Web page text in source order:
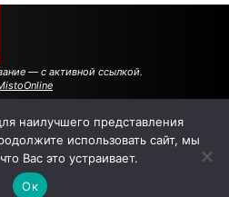
— с активной ссылкой.
РЕКЛАМА НА САЙТЕ
наилучшего представления
использовать сайт, мы
Вас это устраивает.
Ок